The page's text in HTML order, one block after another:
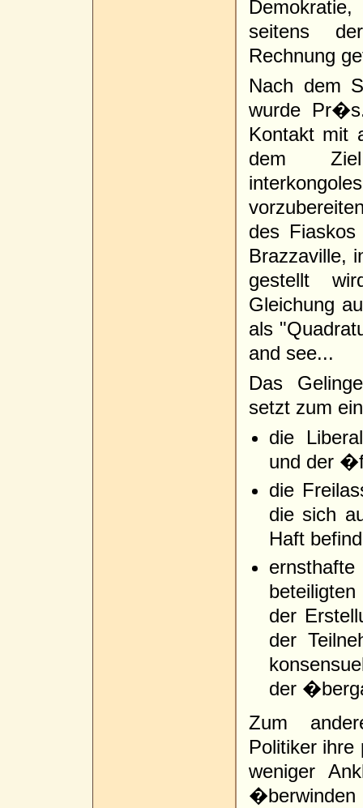
seitens
Rechnung
Nach dem
wurde
Kontakt mit
dem
des
Brazzaville,
gestellt
Gleichung
als
and see...
Das
setzt zum
die
und der
die
die sich
Haft
der
der
der
Zum
Politiker ihre
weniger
�berwinden